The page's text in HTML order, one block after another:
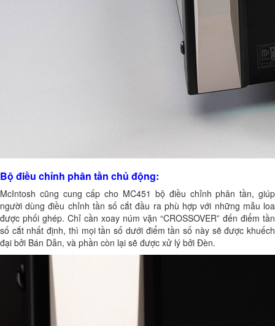
Bộ điều chỉnh phân tần chủ động:
McIntosh cũng cung cấp cho MC451 bộ điều chỉnh phân tần, giúp
người dùng điều chỉnh tần số cắt đầu ra phù hợp với những mẫu loa
được phối ghép. Chỉ cần xoay núm vặn “CROSSOVER” đến điểm tần
số cắt nhất định, thì mọi tần số dưới điểm tần số này sẽ được khuếch
đại bởi Bán Dẫn, và phần còn lại sẽ được xử lý bởi Đèn.